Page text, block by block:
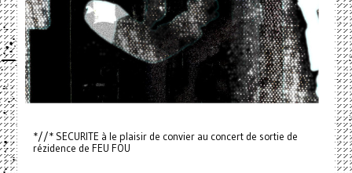
*//* SECURITE à le plaisir de convier au concert de sortie de
rézidence de FEU FOU